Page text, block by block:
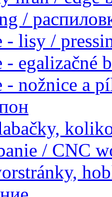
/
lisy /
- egalizačné
- nožnice a
/ CNC